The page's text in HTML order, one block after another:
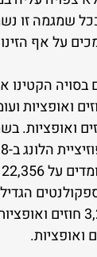
זו נשמרת,
אף הזינוק
את
ואופציות ועומדים על
ואופציות. בשמן
ואופציות
הגדילו את
חוזים ואופציות